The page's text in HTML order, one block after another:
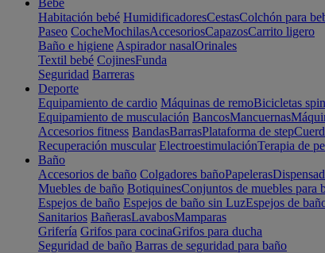
Bebé
Habitación bebé HumidificadoresCestasColchón para
Paseo CocheMochilasAccesoriosCapazosCarrito ligero
Baño e higiene Aspirador nasalOrinales
Textil bebé CojinesFunda
Seguridad Barreras
Deporte
Equipamiento de cardio Máquinas de remoBicicletas
Equipamiento de musculación BancosMancuernas
Accesorios fitness BandasBarrasPlataforma de step
Recuperación muscular ElectroestimulaciónTerapia de
Baño
Accesorios de baño Colgadores bañoPapeleras
Muebles de baño BotiquinesConjuntos de muebles para
Espejos de baño Espejos de baño sin LuzEspejos de
Sanitarios BañerasLavabosMamparas
Grifería Grifos para cocinaGrifos para ducha
Seguridad de baño Barras de seguridad para baño